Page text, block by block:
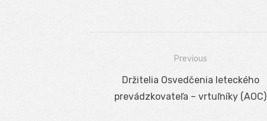
Navigácia
Previous
Previous
post:
Držitelia Osvedčenia leteckého
prevádzkovateľa – vrtuľníky (AOC)